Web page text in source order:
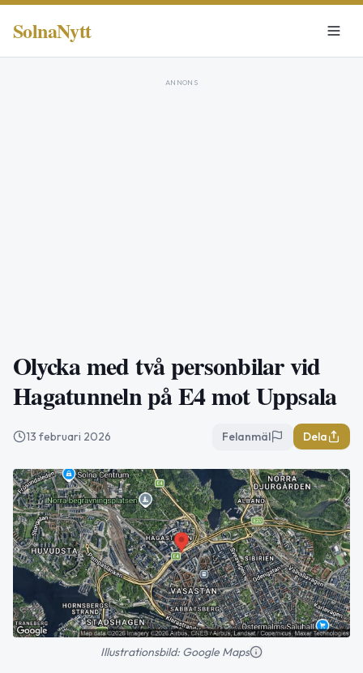
SolnaNytt
ANNONS
Olycka med två personbilar vid
Hagatunneln på E4 mot Uppsala
13 februari 2026 Felanmäl Dela
Illustrationsbild: Google Maps